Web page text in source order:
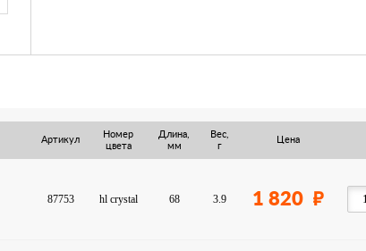
Артикул
Номер
цвета
Длина,
мм
Вес,
г
Цена
87753 hl crystal 68 3.9 1 820